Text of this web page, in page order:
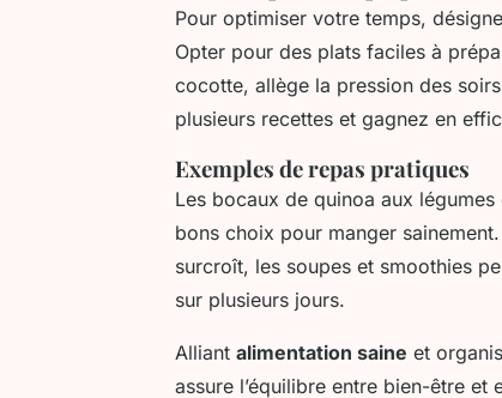
Pour optimiser votre temps,
Opter pour des plats faciles à
cocotte, allège la pression des
plusieurs recettes et gagnez en
Exemples de repas pratiques
Les bocaux de quinoa aux
bons choix pour manger
surcroît, les soupes et smoothies
sur plusieurs jours.
Alliant alimentation saine et
assure l’équilibre entre bien-être